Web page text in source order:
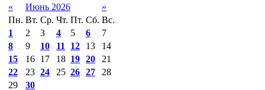
«
Июнь 2026
»
Пн. Вт. Ср. Чт. Пт. Сб. Вс.
1
2 3 4 5 6
7
8
9 10 11 12 13
14
15
16 17 18 19 20
21
22
23 24 25 26 27
28
29
30